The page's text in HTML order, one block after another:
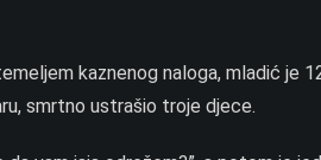
kaznenog naloga, mladić je
smrtno ustrašio troje djece.